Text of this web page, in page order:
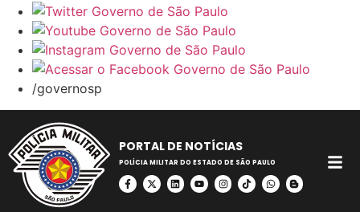
/governosp
PORTAL DE NOTÍCIAS
POLÍCIA MILITAR DO ESTADO DE SÃO PAULO